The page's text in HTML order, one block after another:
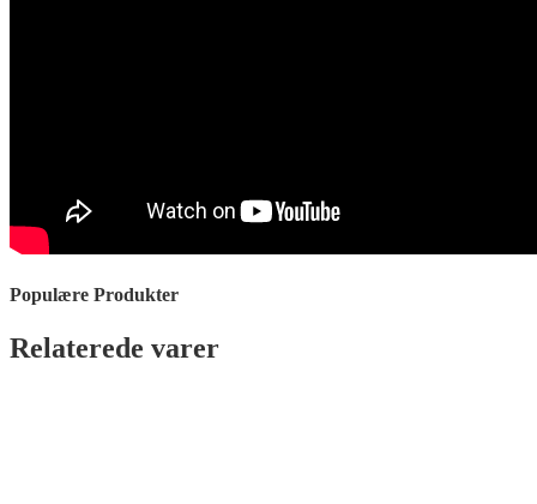
Populære Produkter
Relaterede varer